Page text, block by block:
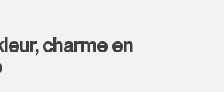
1.200.000€
charme en